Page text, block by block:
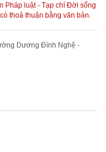
Pháp luật - Tạp chí Đời sống
thoả thuận bằng văn bản.
Dương Đình Nghệ -